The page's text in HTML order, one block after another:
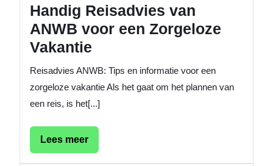
Handig Reisadvies van
ANWB voor een Zorgeloze
Vakantie
Reisadvies ANWB: Tips en informatie voor een
zorgeloze vakantie Als het gaat om het plannen van
een reis, is het[...]
Lees meerLees
meer